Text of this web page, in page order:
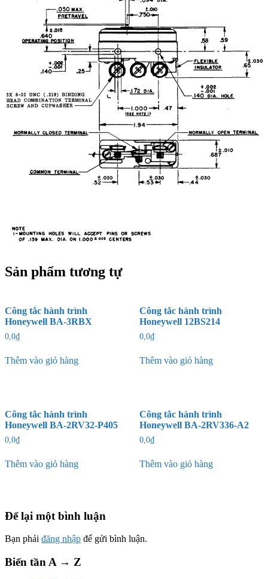
Sản phẩm tương tự
Công tắc hành trình
Honeywell BA-3RBX
0,0₫
Thêm vào giỏ hàng
Công tắc hành trình
Honeywell 12BS214
0,0₫
Thêm vào giỏ hàng
Công tắc hành trình
Honeywell BA-2RV32-P405
0,0₫
Thêm vào giỏ hàng
Công tắc hành trình
Honeywell BA-2RV336-A2
0,0₫
Thêm vào giỏ hàng
Để lại một bình luận
Bạn phải đăng nhập để gửi bình luận.
Biến tần A → Z